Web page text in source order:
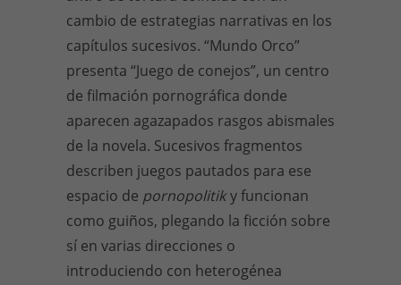
cambio de estrategias narrativas en los
capítulos sucesivos. “Mundo Orco”
presenta “Juego de conejos”, un centro
de filmación pornográfica donde
aparecen agazapados rasgos abismales
de la novela. Sucesivos fragmentos
describen juegos pautados para ese
espacio de pornopolitiky funcionan
como guiños, plegando la ficción sobre
sí en varias direcciones o
introduciendo con heterogénea